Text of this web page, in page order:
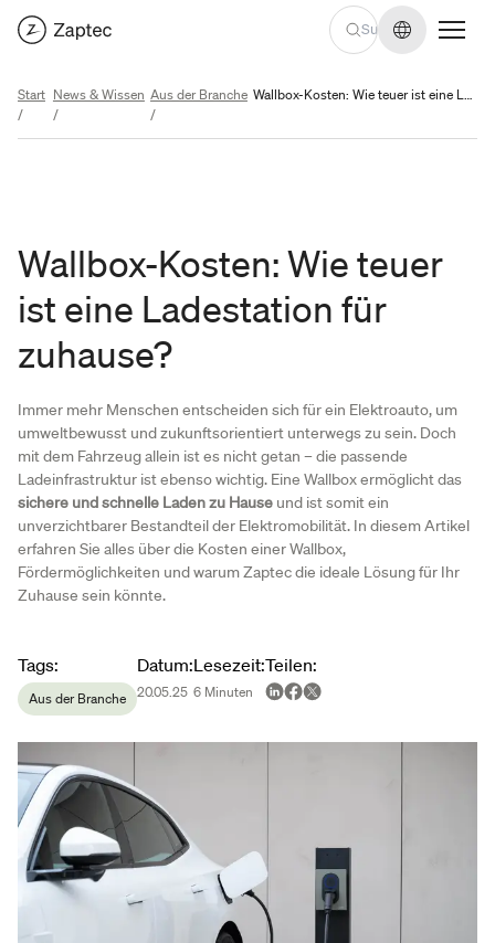
Sprache
Start
/
News & Wissen
/
Aus der Branche
/
Wallbox-Kosten: Wie teuer ist eine Ladestation für zuhause?
Wallbox-Kosten: Wie teuer
ist eine Ladestation für
zuhause?
Immer mehr Menschen entscheiden sich für ein Elektroauto, um
umweltbewusst und zukunftsorientiert unterwegs zu sein. Doch
mit dem Fahrzeug allein ist es nicht getan – die passende
Ladeinfrastruktur ist ebenso wichtig. Eine Wallbox ermöglicht das
sichere und schnelle Laden zu Hause und ist somit ein
unverzichtbarer Bestandteil der Elektromobilität. In diesem Artikel
erfahren Sie alles über die Kosten einer Wallbox,
Fördermöglichkeiten und warum Zaptec die ideale Lösung für Ihr
Zuhause sein könnte.
Article metadata
Tags:
Aus der Branche
Datum:
20.05.25
Lesezeit:
6 Minuten
Teilen: